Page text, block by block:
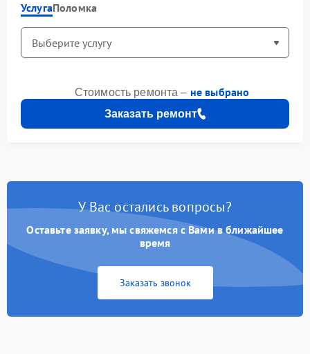
УслугаПоломка
Заказать ремонт
Стоимость ремонта – не выбрано
У Вас остались вопросы?
Оставьте заявку, мы свяжемся с Вами в ближайшее
время
Заказать звонок